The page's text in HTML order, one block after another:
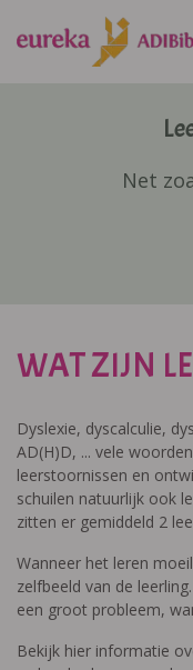
Net
WAT ZIJN
Dyslexie, dyscalculie,
AD(H)D, ... vele
leerstoornissen en
schuilen natuurlijk ook
zitten er gemiddeld 2
Wanneer het leren
zelfbeeld van de
een groot probleem,
Bekijk hier informatie